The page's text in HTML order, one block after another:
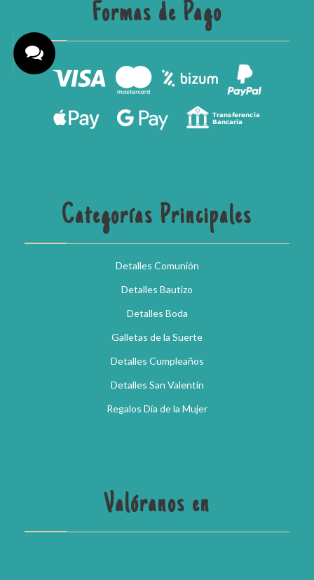
Formas de Pago
Categorías Principales
Detalles Comunión
Detalles Bautizo
Detalles Boda
Galletas de la Suerte
Detalles Cumpleaños
Detalles San Valentín
Regalos Día de la Mujer
Valóranos en